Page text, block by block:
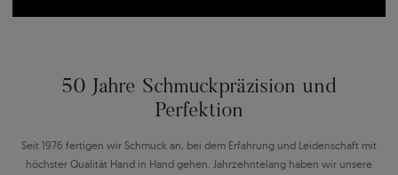
50 Jahre Schmuckpräzision und
Perfektion
Seit 1976 fertigen wir Schmuck an, bei dem Erfahrung und Leidenschaft mit
höchster Qualität Hand in Hand gehen. Jahrzehntelang haben wir unsere